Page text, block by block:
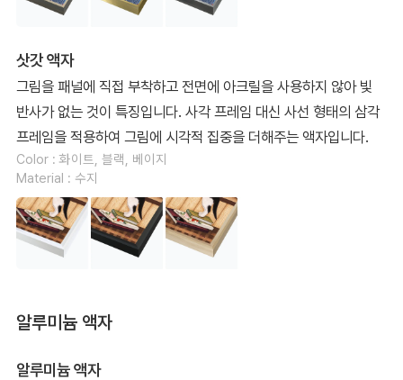
삿갓 액자
그림을 패널에 직접 부착하고 전면에 아크릴을 사용하지 않아 빛
반사가 없는 것이 특징입니다. 사각 프레임 대신 사선 형태의 삼각
프레임을 적용하여 그림에 시각적 집중을 더해주는 액자입니다.
Color : 화이트, 블랙, 베이지
Material : 수지
알루미늄 액자
알루미늄 액자